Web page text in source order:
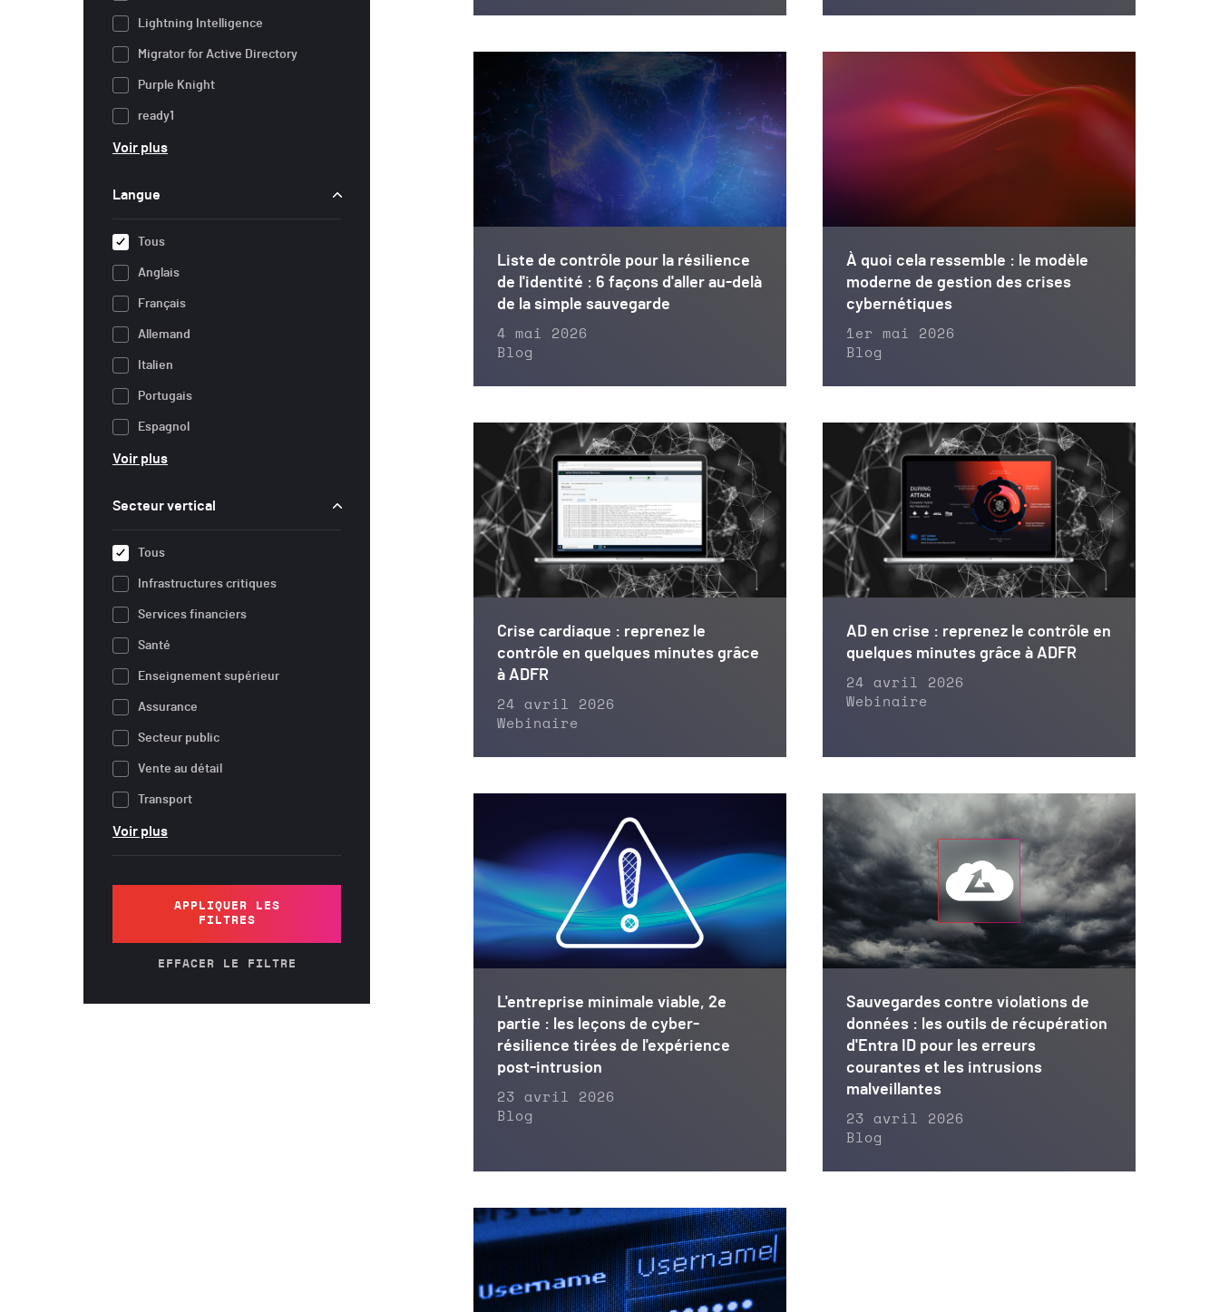
Lightning Intelligence
Migrator for Active Directory
Purple Knight
ready1
Voir plus
Langue
Tous
Anglais
Français
Allemand
Italien
Portugais
Espagnol
Voir plus
Secteur vertical
Tous
Infrastructures critiques
Services financiers
Santé
Enseignement supérieur
Assurance
Secteur public
Vente au détail
Transport
Voir plus
APPLIQUER LES
FILTRES
Liste de contrôle pour la résilience
de l'identité : 6 façons d'aller au-delà
de la simple sauvegarde
4 mai 2026
Blog
À quoi cela ressemble : le modèle
moderne de gestion des crises
cybernétiques
1er mai 2026
Blog
Crise cardiaque : reprenez le
contrôle en quelques minutes grâce
à ADFR
24 avril 2026
Webinaire
AD en crise : reprenez le contrôle en
quelques minutes grâce à ADFR
24 avril 2026
Webinaire
L'entreprise minimale viable, 2e
partie : les leçons de cyber-
résilience tirées de l'expérience
post-intrusion
23 avril 2026
Blog
Sauvegardes contre violations de
données : les outils de récupération
d'Entra ID pour les erreurs
courantes et les intrusions
malveillantes
23 avril 2026
Blog